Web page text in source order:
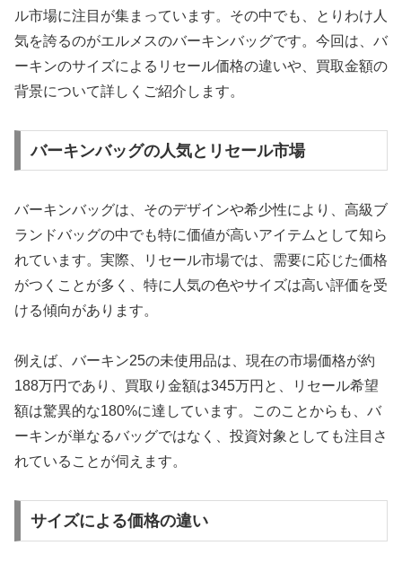
ル市場に注目が集まっています。その中でも、とりわけ人
気を誇るのがエルメスのバーキンバッグです。今回は、バ
ーキンのサイズによるリセール価格の違いや、買取金額の
背景について詳しくご紹介します。
バーキンバッグの人気とリセール市場
バーキンバッグは、そのデザインや希少性により、高級ブ
ランドバッグの中でも特に価値が高いアイテムとして知ら
れています。実際、リセール市場では、需要に応じた価格
がつくことが多く、特に人気の色やサイズは高い評価を受
ける傾向があります。
例えば、バーキン25の未使用品は、現在の市場価格が約
188万円であり、買取り金額は345万円と、リセール希望
額は驚異的な180%に達しています。このことからも、バ
ーキンが単なるバッグではなく、投資対象としても注目さ
れていることが伺えます。
サイズによる価格の違い